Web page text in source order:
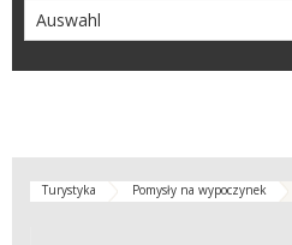
Turystyka Pomysły na wypoczynek